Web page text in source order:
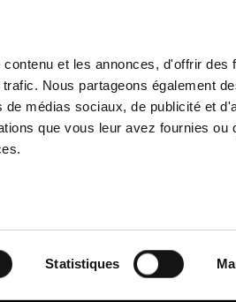
et les annonces, d'offrir des
Nous partageons également
médias sociaux, de publicité et
que vous leur avez fournies ou
Statistiques